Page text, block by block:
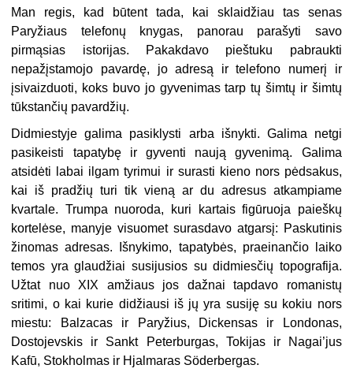
Man regis, kad būtent tada, kai sklaidžiau tas senas
Paryžiaus telefonų knygas, panorau parašyti savo
pirmąsias istorijas. Pakakdavo pieštuku pabraukti
nepažįstamojo pavardę, jo adresą ir telefono numerį ir
įsivaizduoti, koks buvo jo gyvenimas tarp tų šimtų ir šimtų
tūkstančių pavardžių.
Didmiestyje galima pasiklysti arba išnykti. Galima netgi
pasikeisti tapatybę ir gyventi naują gyvenimą. Galima
atsidėti labai ilgam tyrimui ir surasti kieno nors pėdsakus,
kai iš pradžių turi tik vieną ar du adresus atkampiame
kvartale. Trumpa nuoroda, kuri kartais figūruoja paieškų
kortelėse, manyje visuomet surasdavo atgarsį: Paskutinis
žinomas adresas. Išnykimo, tapatybės, praeinančio laiko
temos yra glaudžiai susijusios su didmiesčių topografija.
Užtat nuo XIX amžiaus jos dažnai tapdavo romanistų
sritimi, o kai kurie didžiausi iš jų yra susiję su kokiu nors
miestu: Balzacas ir Paryžius, Dickensas ir Londonas,
Dostojevskis ir Sankt Peterburgas, Tokijas ir Nagai’jus
Kafū, Stokholmas ir Hjalmaras Söderbergas.